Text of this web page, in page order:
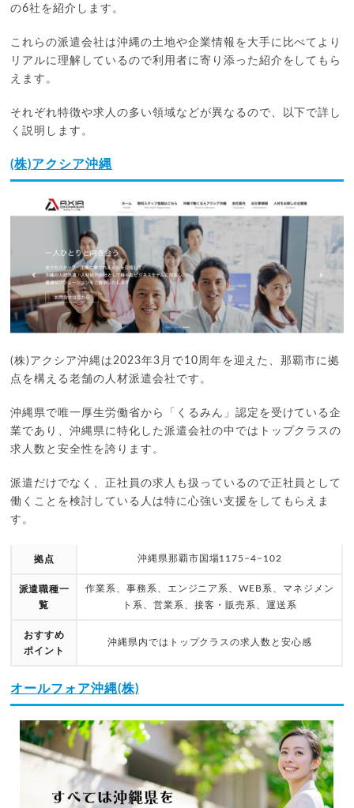
の6社を紹介します。
これらの派遣会社は沖縄の土地や企業情報を大手に比べてより
リアルに理解しているので利用者に寄り添った紹介をしてもら
えます。
それぞれ特徴や求人の多い領域などが異なるので、以下で詳し
く説明します。
(株)アクシア沖縄
(株)アクシア沖縄は2023年3月で10周年を迎えた、那覇市に拠
点を構える老舗の人材派遣会社です。
沖縄県で唯一厚生労働省から「くるみん」認定を受けている企
業であり、沖縄県に特化した派遣会社の中ではトップクラスの
求人数と安全性を誇ります。
派遣だけでなく、正社員の求人も扱っているので正社員として
働くことを検討している人は特に心強い支援をしてもらえま
す。
拠点 沖縄県那覇市国場1175−4−102
派遣職種一
覧
作業系、事務系、エンジニア系、WEB系、マネジメン
ト系、営業系、接客・販売系、運送系
おすすめ
ポイント
沖縄県内ではトップクラスの求人数と安心感
オールフォア沖縄(株)